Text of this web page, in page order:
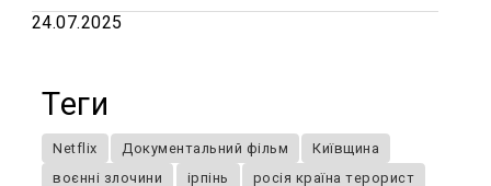
24.07.2025
Теги
Netflix Документальний фільм
Київщина
воєнні злочини
ірпінь росія країна терорист